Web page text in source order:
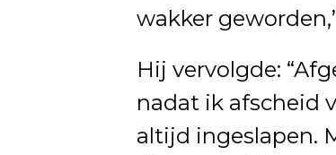
wakker
Hij vervolgde:
nadat ik afscheid
altijd ingeslapen.